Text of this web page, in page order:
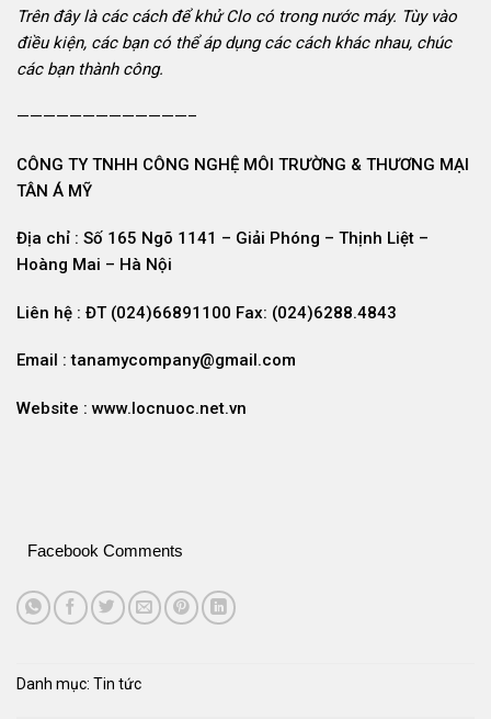
Trên đây là các cách để khử Clo có trong nước máy. Tùy vào
điều kiện, các bạn có thể áp dụng các cách khác nhau, chúc
các bạn thành công.
—————————————–
CÔNG TY TNHH CÔNG NGHỆ MÔI TRƯỜNG & THƯƠNG MẠI
TÂN Á MỸ
Địa chỉ : Số 165 Ngõ 1141 – Giải Phóng – Thịnh Liệt –
Hoàng Mai – Hà Nội
Liên hệ : ĐT (024)66891100 Fax: (024)6288.4843
Email : tanamycompany@gmail.com
Website : www.locnuoc.net.vn
Facebook Comments
Danh mục: Tin tức